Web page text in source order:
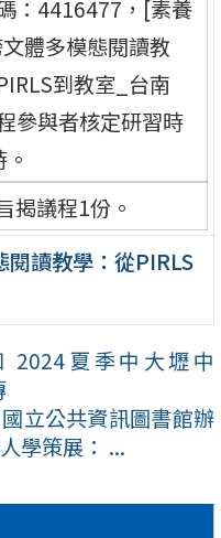
：4416477，[素養
體多模態閱讀教
到教室_台南
參與者核定研習時
揭議程1份。
閱讀教學：從PIRLS
2024夏季中大壢中
立公共資訊圖書館辦
學策展： ...